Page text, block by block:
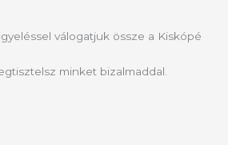
válogatjuk össze a Kiskópé
minket bizalmaddal.